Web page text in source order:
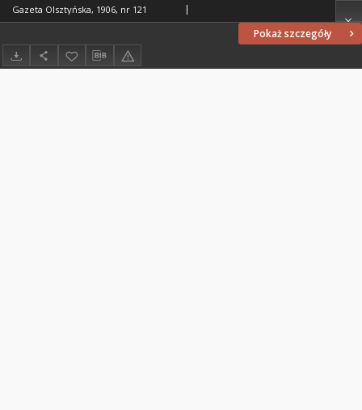
Pokaż szczegóły
Gazeta Olsztyńska, 1906, nr 121